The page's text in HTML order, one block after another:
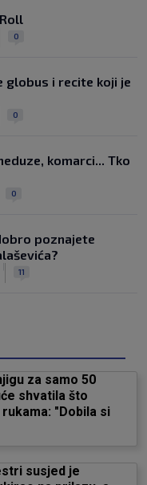
0
globus i recite koji je
0
komarci... Tko
0
poznajete
11
za samo 50
shvatila što
"Dobila si
susjed je